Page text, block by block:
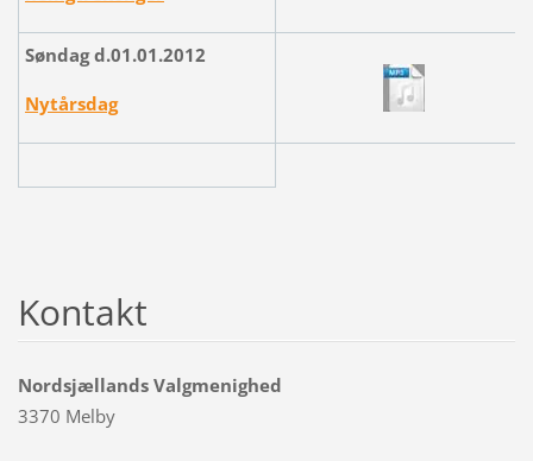
Søndag d.01.01.2012
Nytårsdag
Kontakt
Nordsjællands Valgmenighed
3370 Melby